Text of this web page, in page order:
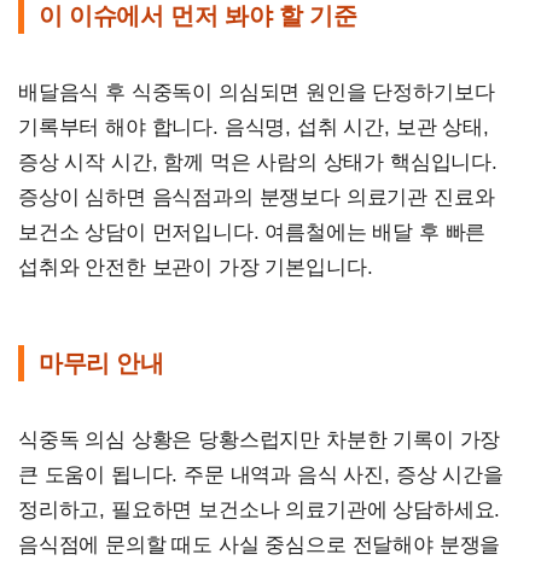
이 이슈에서 먼저 봐야 할 기준
배달음식 후 식중독이 의심되면 원인을 단정하기보다
기록부터 해야 합니다. 음식명, 섭취 시간, 보관 상태,
증상 시작 시간, 함께 먹은 사람의 상태가 핵심입니다.
증상이 심하면 음식점과의 분쟁보다 의료기관 진료와
보건소 상담이 먼저입니다. 여름철에는 배달 후 빠른
섭취와 안전한 보관이 가장 기본입니다.
마무리 안내
식중독 의심 상황은 당황스럽지만 차분한 기록이 가장
큰 도움이 됩니다. 주문 내역과 음식 사진, 증상 시간을
정리하고, 필요하면 보건소나 의료기관에 상담하세요.
음식점에 문의할 때도 사실 중심으로 전달해야 분쟁을